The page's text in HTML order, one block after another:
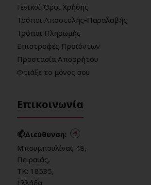
Γενικοί Όροι Χρήσης
Τρόποι Αποστολής-Παραλαβής
Τρόποι Πληρωμής
Επιστροφές Προϊόντων
Προστασία Απορρήτου
Φτιάξε το μόνος σου
Επικοινωνία
📫Διεύθυνση:
Μπουμπουλίνας 48,
Πειραιάς,
ΤΚ: 18535,
Ελλάδα